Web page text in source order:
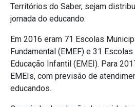
Territórios do Saber, sejam
jornada do educando.
Em 2016 eram 71 Escolas
Fundamental (EMEF) e 31
Educação Infantil (EMEI). Para
EMEIs, com previsão de
educandos.